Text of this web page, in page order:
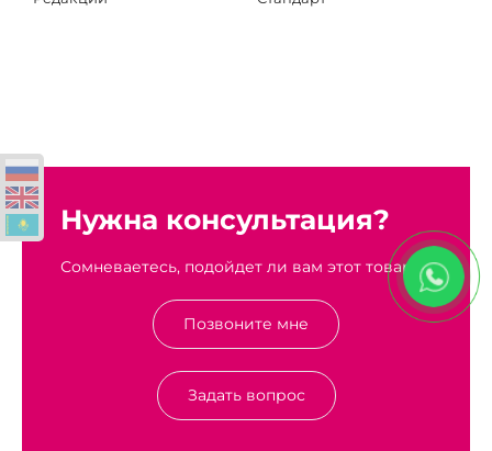
Нужна консультация?
Сомневаетесь, подойдет ли вам этот товар?
Позвоните мне
Задать вопрос